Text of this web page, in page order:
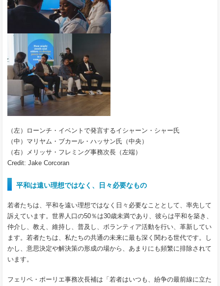
（左）ローンチ・イベントで発言するイシャーン・シャー氏
（中）マリヤム・ブカール・ハッサン氏（中央）
（右）メリッサ・フレミング事務次長（左端）
Credit: Jake Corcoran
平和は遠い理想ではなく、日々必要なもの
若者たちは、平和を遠い理想ではなく日々必要なこととして、率先して
訴えています。世界人口の50％は30歳未満であり、彼らは平和を築き、
仲介し、教え、維持し、普及し、ボランティア活動を行い、革新してい
ます。若者たちは、私たちの共通の未来に最も深く関わる世代です。し
かし、意思決定や解決策の形成の場から、あまりにも頻繁に排除されて
います。
フェリペ・ポーリエ事務次長補は「若者はいつも、紛争の最前線に立た